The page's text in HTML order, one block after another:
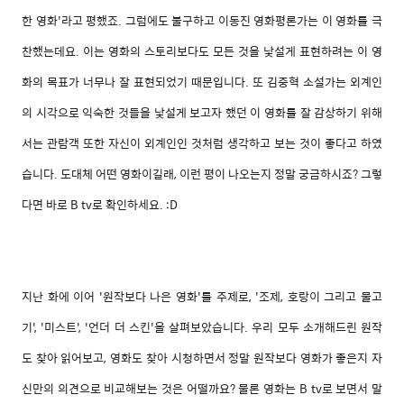
한 영화'라고 평했죠. 그럼에도 불구하고 이동진 영화평론가는 이 영화를 극
찬했는데요. 이는 영화의 스토리보다도 모든 것을 낯설게 표현하려는 이 영
화의 목표가 너무나 잘 표현되었기 때문입니다. 또 김중혁 소설가는 외계인
의 시각으로 익숙한 것들을 낯설게 보고자 했던 이 영화를 잘 감상하기 위해
서는 관람객 또한 자신이 외계인인 것처럼 생각하고 보는 것이 좋다고 하였
습니다. 도대체 어떤 영화이길래, 이런 평이 나오는지 정말 궁금하시죠? 그렇
다면 바로 B tv로 확인하세요. :D
지난 화에 이어 '원작보다 나은 영화'를 주제로, '조제, 호랑이 그리고 물고
기', '미스트', '언더 더 스킨'을 살펴보았습니다. 우리 모두 소개해드린 원작
도 찾아 읽어보고, 영화도 찾아 시청하면서 정말 원작보다 영화가 좋은지 자
신만의 의견으로 비교해보는 것은 어떨까요? 물론 영화는 B tv로 보면서 말